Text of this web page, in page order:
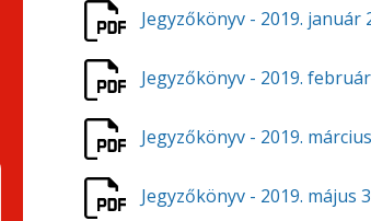
Jegyzőkönyv - 2019. január
Jegyzőkönyv - 2019.
Jegyzőkönyv - 2019.
Jegyzőkönyv - 2019. május